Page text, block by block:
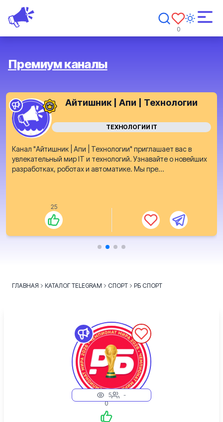
0
Премиум каналы
Айтишник | Апи | Технологии
ТЕХНОЛОГИИ IT
Канал "Айтишник | Апи | Технологии" приглашает вас в
увлекательный мир IT и технологий. Узнавайте о новейших
разработках, роботах и автоматике. Мы пре...
25
ГЛАВНАЯ КАТАЛОГ TELEGRAM СПОРТ РБ СПОРТ
5
-
0